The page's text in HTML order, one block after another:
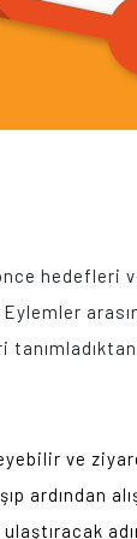
önce
ve
ardından